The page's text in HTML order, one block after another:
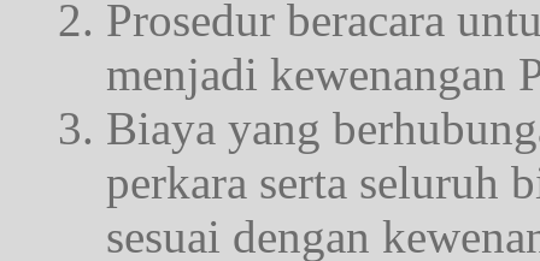
Prosedur beracara
menjadi kewenangan
Biaya yang
perkara serta seluruh
sesuai dengan